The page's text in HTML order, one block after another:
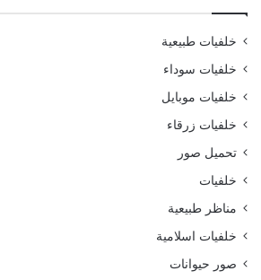
خلفيات طبيعية
خلفيات سوداء
خلفيات موبايل
خلفيات زرقاء
تحميل صور
خلفيات
مناظر طبيعية
خلفيات اسلامية
صور حيوانات